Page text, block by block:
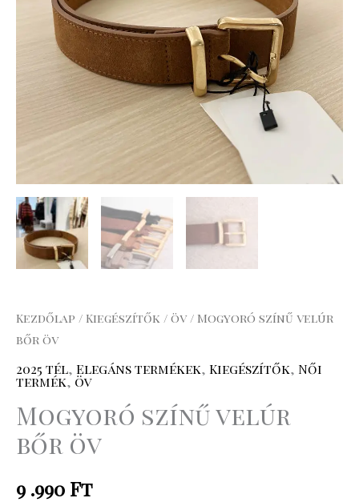
Kezdőlap / Kiegészítők / öv / Mogyoró színű velúr
bőr öv
2025 tél, Elegáns termékek, Kiegészítők, Női
termék, öv
Mogyoró színű velúr
bőr öv
9 .990 Ft